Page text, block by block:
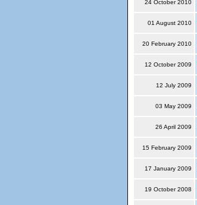
24 October 2010
01 August 2010
20 February 2010
12 October 2009
12 July 2009
03 May 2009
26 April 2009
15 February 2009
17 January 2009
19 October 2008